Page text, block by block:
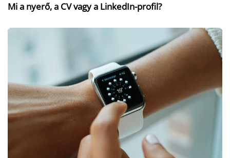
Mi a nyerő, a CV vagy a LinkedIn-profil?